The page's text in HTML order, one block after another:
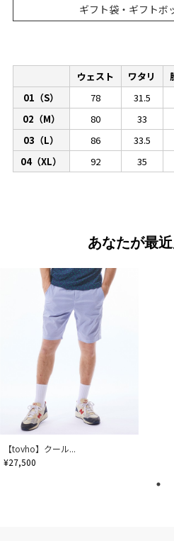
ギフト袋・ギフトボ
ウェスト ワタリ
01（S）
78 31.5
02（M）
80 33
03（L）
86 33.5
04（XL）
92 35
あなたが最
【tovho】クール...
¥27,500